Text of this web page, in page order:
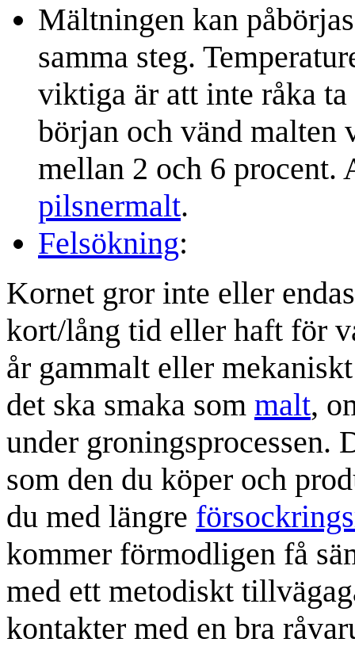
Mältningen kan
samma steg.
viktiga är att inte råka
början och vänd malten
mellan 2 och 6 procent.
pilsnermalt.
Felsökning:
Kornet gror inte eller
kort/lång tid eller haft för
år gammalt eller
det ska smaka som malt,
under groningsprocessen.
som den du köper och
du med längre
kommer förmodligen få
med ett metodiskt
kontakter med en bra